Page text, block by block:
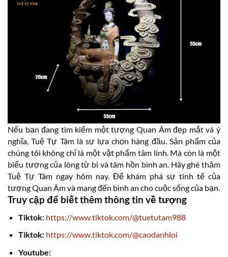
Nếu bạn đang tìm kiếm một tượng Quan Âm đẹp mắt và ý
nghĩa, Tuệ Tự Tâm là sự lựa chọn hàng đầu. Sản phẩm của
chúng tôi không chỉ là một vật phẩm tâm linh. Mà còn là một
biểu tượng của lòng từ bi và tâm hồn bình an. Hãy ghé thăm
Tuệ Tự Tâm ngay hôm nay. Để khám phá sự tinh tế của
tượng Quan Âm và mang đến bình an cho cuộc sống của bạn.
Truy cập để biết thêm thông tin về tượng
Tiktok:https://www.tiktok.com/@tuetutam988
Tiktok: https://www.tiktok.com/@caodanhloi
Youtube: